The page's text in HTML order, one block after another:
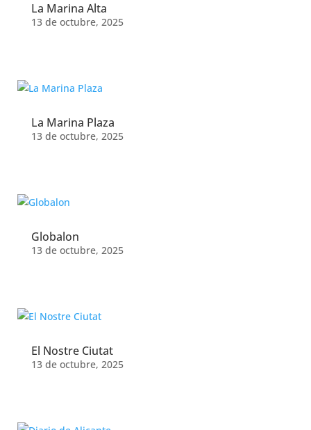
La Marina Alta
13 de octubre, 2025
La Marina Plaza
13 de octubre, 2025
Globalon
13 de octubre, 2025
El Nostre Ciutat
13 de octubre, 2025